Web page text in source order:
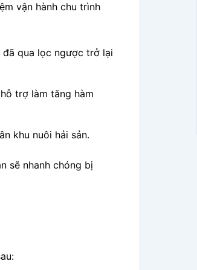
vận hành chu trình
qua lọc ngược trở lại
trợ làm tăng hàm
khu nuôi hải sản.
sẽ nhanh chóng bị